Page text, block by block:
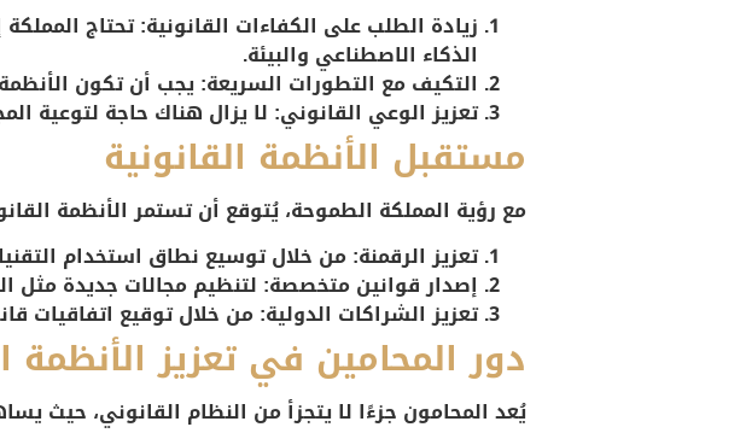
زيادة الطلب على الكفاءات القانونية: تحتاج
الذكاء الاصطناعي والبيئة.
التكيف مع التطورات السريعة: يجب أن تكون
تعزيز الوعي القانوني: لا يزال هناك حاجة لتوعية
مستقبل الأنظمة القانونية
مع رؤية المملكة الطموحة، يُتوقع أن تستمر الأنظمة
تعزيز الرقمنة: من خلال توسيع نطاق استخدام
إصدار قوانين متخصصة: لتنظيم مجالات جديدة مثل
تعزيز الشراكات الدولية: من خلال توقيع اتفاقيات
دور المحامين في تعزيز الأنظمة
يُعد المحامون جزءًا لا يتجزأ من النظام القانوني، حيث